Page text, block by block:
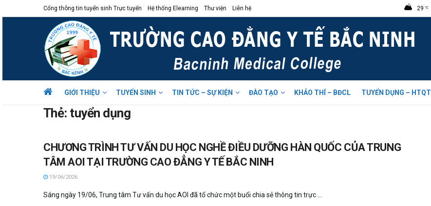
Cổng thông tin tuyển sinh Trực tuyến Hệ thống Elearning Thư viện Liên hệ 29 °C
GIỚI THIỆU TUYỂN SINH TIN TỨC – SỰ KIỆN ĐÀO TẠO KHẢO THÍ – BĐCL TUYỂN DỤNG – HTQT
Thẻ: tuyển dụng
CHƯƠNG TRÌNH TƯ VẤN DU HỌC NGHỀ ĐIỀU DƯỠNG HÀN QUỐC CỦA TRUNG
TÂM AOI TẠI TRƯỜNG CAO ĐẲNG Y TẾ BẮC NINH
19/06/2026
Sáng ngày 19/06, Trung tâm Tư vấn du học AOI đã tổ chức một buổi chia sẻ thông tin trực ...